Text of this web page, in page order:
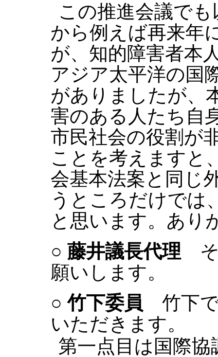
この推進会議で
から例えば再来年
が、知的障害者本
アジア太平洋の国
がありましたが、
害のある人たち自
市民社会の役割が
ことを考えますと
会基本法案と同じ
うところだけでは
と思います。あり
○藤井議長代理 そ
願いします。
○竹下委員
竹下
いただきます。
第一点目は国際